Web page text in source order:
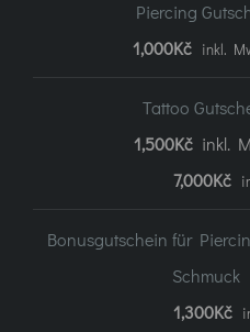
Piercing
1,000Kč inkl.
Tattoo
1,500Kč inkl.
7,000Kč
Bonusgutschein für
Schmuck
1,300Kč